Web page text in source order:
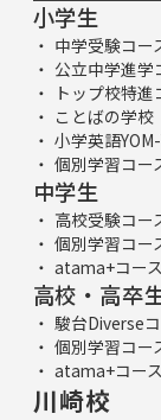
小学生
中学受験コー
公立中学進学
トップ校特進
ことばの学校
小学英語
個別学習コー
中学生
高校受験コー
個別学習コー
atama+コー
高校・高卒
駿台Diverse
個別学習コー
atama+コー
川崎校